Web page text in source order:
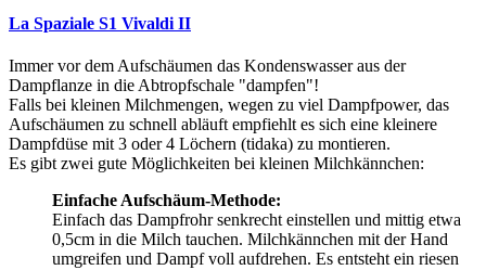
La Spaziale S1 Vivaldi II
Immer vor dem Aufschäumen das Kondenswasser aus der
Dampflanze in die Abtropfschale "dampfen"!
Falls bei kleinen Milchmengen, wegen zu viel Dampfpower, das
Aufschäumen zu schnell abläuft empfiehlt es sich eine kleinere
Dampfdüse mit 3 oder 4 Löchern (tidaka) zu montieren.
Es gibt zwei gute Möglichkeiten bei kleinen Milchkännchen:
Einfache Aufschäum-Methode:
Einfach das Dampfrohr senkrecht einstellen und mittig etwa
0,5cm in die Milch tauchen. Milchkännchen mit der Hand
umgreifen und Dampf voll aufdrehen. Es entsteht ein riesen